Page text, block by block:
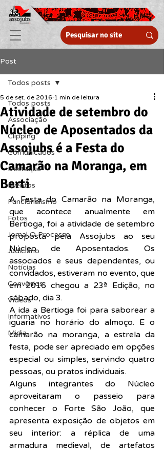
Post
Todos posts
Associação
Clipping
Comunicados
Destaque
Eventos
Funcionalismo
Fotos
Jornal O Processo
Judiciário
Notícias
Convênios
Vídeos
Informativos
Midia
Todos posts
Atividade de setembro do
Núcleo de Aposentados da
Assojubs é a Festa do
Camarão na Moranga, em
Berti
5 de set. de 2016 1 min de leitura
A Festa do Camarão na Moranga,
que acontece anualmente em
Bertioga, foi a atividade de setembro
proposta pela Assojubs ao seu
Núcleo de Aposentados. Os
associados e seus dependentes, ou
convidados, estiveram no evento, que
em 2016 chegou a 23ª Edição, no
sábado, dia 3.
A ida a Bertioga foi para saborear a
iguaria no horário do almoço. E o
camarão na moranga, a estrela da
festa, pode ser apreciado em opções
especial ou simples, servindo quatro
pessoas, ou pratos individuais.
Alguns integrantes do Núcleo
aproveitaram o passeio para
conhecer o Forte São João, que
apresenta exposição de objetos em
seu interior: a réplica de uma
armadura medieval, de artefatos